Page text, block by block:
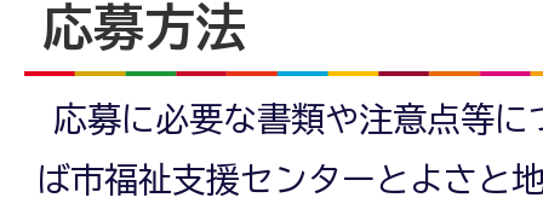
応募方法
応募に必要な書類や注意点等
ば市福祉支援センターとよさと